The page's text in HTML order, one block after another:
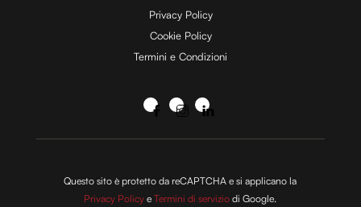
Privacy Policy
Cookie Policy
Termini e Condizioni
Questo sito è protetto da reCAPTCHA e si applicano la
Privacy Policy eTermini di servizio di Google.